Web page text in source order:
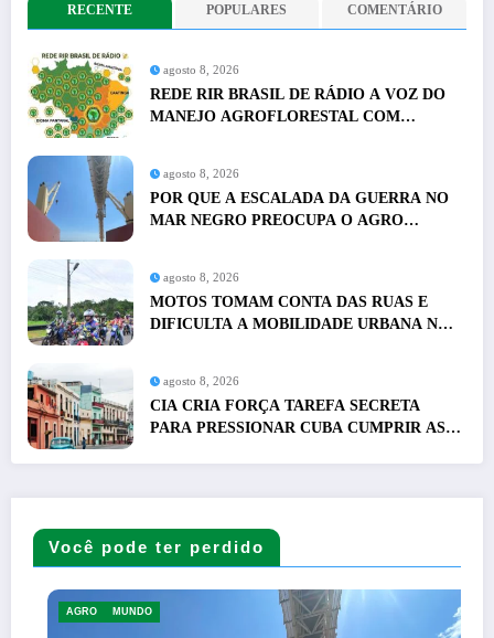
RECENTE POPULARES COMENTÁRIO
agosto 8, 2026
REDE RIR BRASIL DE RÁDIO A VOZ DO
MANEJO AGROFLORESTAL COM
agosto 8, 2026
POR QUE A ESCALADA DA GUERRA NO
MAR NEGRO PREOCUPA O AGRO
agosto 8, 2026
MOTOS TOMAM CONTA DAS RUAS E
DIFICULTA A MOBILIDADE URBANA NO
agosto 8, 2026
CIA CRIA FORÇA TAREFA SECRETA
PARA PRESSIONAR CUBA CUMPRIR AS
Você pode ter perdido
AGRO MUNDO